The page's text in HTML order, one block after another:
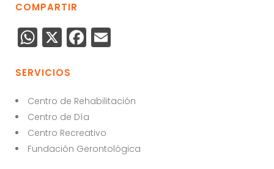
COMPARTIR
W
h
a
ts
A
p
p
X F
a
e
b
o
o
l
SERVICIOS
Centro de Rehabilitación
Centro de Día
Centro Recreativo
Fundación Gerontológica